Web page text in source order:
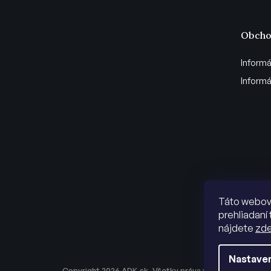
Táto
prehliadaní
nájdete